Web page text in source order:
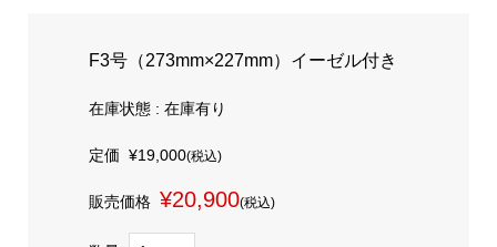
F3号（273mm×227mm）イーゼル付き
在庫状態 : 在庫有り
定価 ¥19,000(税込)
販売価格 ¥20,900(税込)